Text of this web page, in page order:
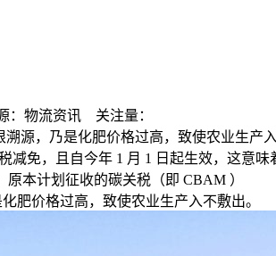
：物流资讯 关注量：
源，乃是化肥价格过高，致使农业生
免，且自今年 1 月 1 日起生效，这意
本计划征收的碳关税（即 CBAM ）
肥价格过高，致使农业生产入不敷出。